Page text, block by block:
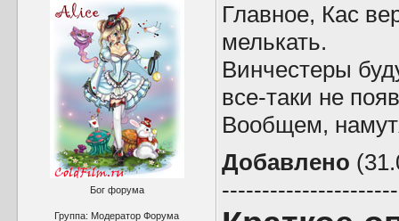
Бог форума
Группа: Модератор Форума
Главное, Кас
мелькать.
Винчестеры
все-таки не
Вообщем,
Добавлено